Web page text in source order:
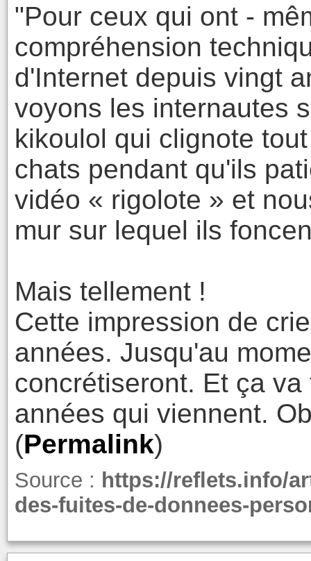
"Pour ceux qui ont -
compréhension
d'Internet depuis vingt
voyons les internautes
kikoulol qui clignote
chats pendant qu'ils
vidéo « rigolote » et
mur sur lequel ils
Mais tellement !
Cette impression de
années. Jusqu'au
concrétiseront. Et ça
années qui viennent.
(Permalink)
Source : https://reflets.info/
des-fuites-de-donnees-